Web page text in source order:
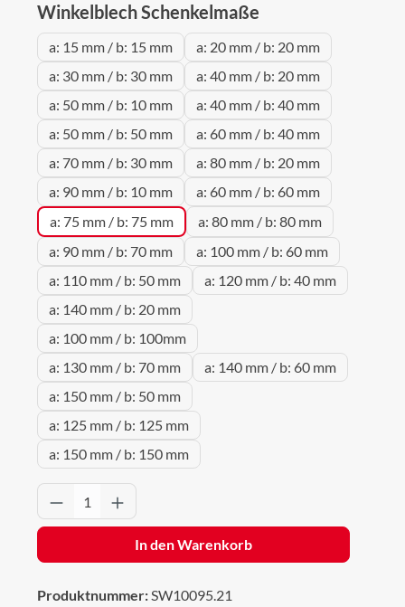
Winkelblech Schenkelmaße
a: 15 mm / b: 15 mm
a: 20 mm / b: 20 mm
a: 30 mm / b: 30 mm
a: 40 mm / b: 20 mm
a: 50 mm / b: 10 mm
a: 40 mm / b: 40 mm
a: 50 mm / b: 50 mm
a: 60 mm / b: 40 mm
a: 70 mm / b: 30 mm
a: 80 mm / b: 20 mm
a: 90 mm / b: 10 mm
a: 60 mm / b: 60 mm
a: 75 mm / b: 75 mm
a: 80 mm / b: 80 mm
a: 90 mm / b: 70 mm
a: 100 mm / b: 60 mm
a: 110 mm / b: 50 mm
a: 120 mm / b: 40 mm
a: 140 mm / b: 20 mm
a: 100 mm / b: 100mm
a: 130 mm / b: 70 mm
a: 140 mm / b: 60 mm
a: 150 mm / b: 50 mm
a: 125 mm / b: 125 mm
a: 150 mm / b: 150 mm
Produkt Anzahl: Gib den gewünschten
In den Warenkorb
Produktnummer:SW10095.21